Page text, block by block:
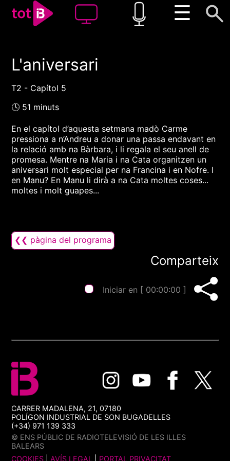
☰
00:00 00:00
L'aniversari
T2 - Capítol 5
🕓 51 minuts
En el capítol d’aquesta setmana madò Carme
pressiona a n’Andreu a donar una passa endavant en
la relació amb na Bàrbara, i li regala el seu anell de
promesa. Mentre na Maria i na Cata organitzen un
aniversari molt especial per na Francina i en Nofre. I
en Manu? En Manu li dirà a na Cata moltes coses...
moltes i molt guapes...
❮❮ pàgina del programa
Comparteix
Iniciar en [ 00:00:00 ]
CARRER MADALENA, 21, 07180
POLÍGON INDUSTRIAL DE SON BUGADELLES
(+34) 971 139 333
© ENS PÚBLIC DE RADIOTELEVISIÓ DE LES ILLES
BALEARS
COOKIES
AVÍS LEGAL PORTAL PRIVACITAT